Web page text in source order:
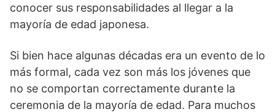
conocer sus responsabilidades al llegar a la
mayoría de edad japonesa.
Si bien hace algunas décadas era un evento de lo
más formal, cada vez son más los jóvenes que
no se comportan correctamente durante la
ceremonia de la mayoría de edad. Para muchos